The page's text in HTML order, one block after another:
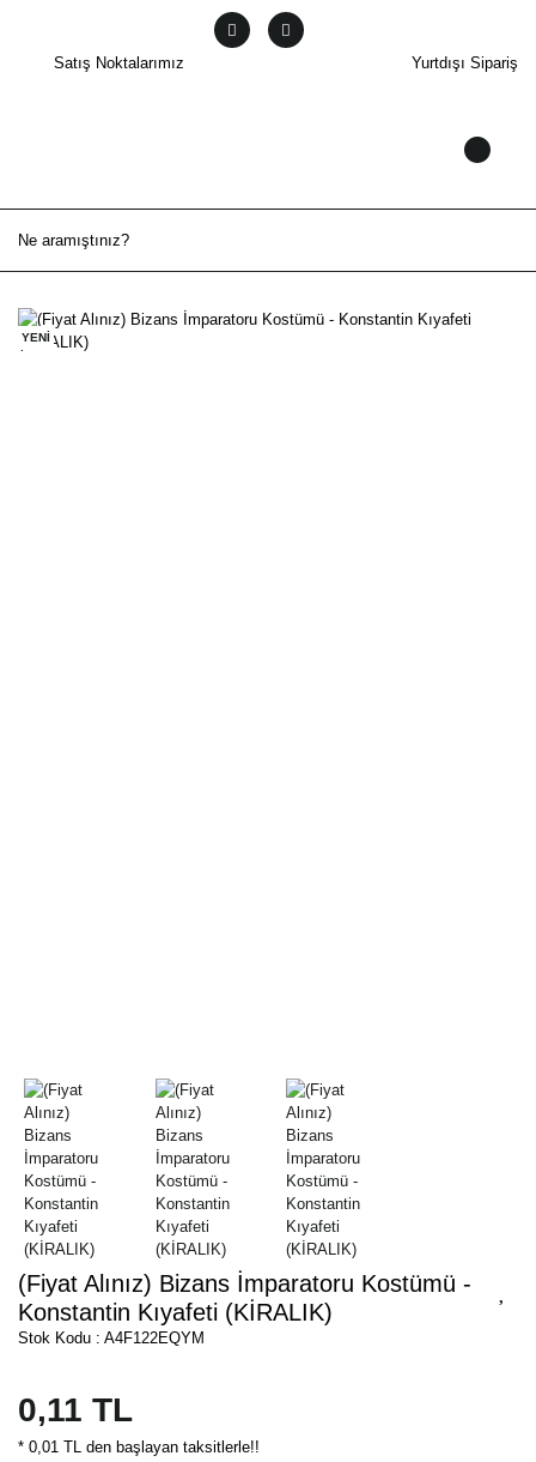
Satış Noktalarımız Yurtdışı Sipariş
YENİ
(Fiyat Alınız) Bizans İmparatoru Kostümü -
Konstantin Kıyafeti (KİRALIK)
Stok Kodu : A4F122EQYM
0,11 TL
* 0,01 TL den başlayan taksitlerle!!